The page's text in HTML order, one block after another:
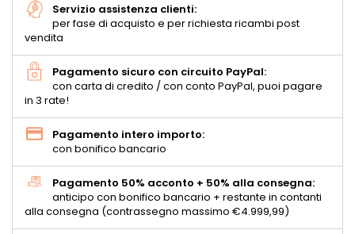
Servizio assistenza clienti:
per fase di acquisto e per richiesta ricambi post
vendita
Pagamento sicuro con circuito PayPal:
con carta di credito / con conto PayPal, puoi pagare
in 3 rate!
Pagamento intero importo:
con bonifico bancario
Pagamento 50% acconto + 50% alla consegna:
anticipo con bonifico bancario + restante in contanti
alla consegna (contrassegno massimo €4.999,99)